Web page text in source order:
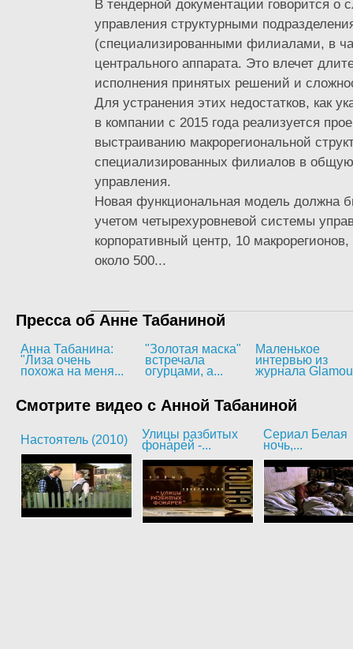
В тендерной документации говорится о
управления структурными
(специализированными филиалами, в
центрального аппарата. Это влечет
исполнения принятых решений и
Для устранения этих недостатков, как
в компании с 2015 года реализуется
выстраиванию макрорегиональной
специализированных филиалов в общую
управления.
Новая функциональная модель должна
учетом четырехуровневой системы
корпоративный центр, 10
около 500...
Пресса об Анне Табаниной
Анна Табанина:
"Лиза очень
похожа на меня...
"Золотая маска"
встречала
огурцами, а...
Маленькое
интервью из
журнала
Смотрите видео с Анной Табаниной
Настоятель (2010)
Улицы разбитых
фонарей -...
Сериал Белая
ночь,...